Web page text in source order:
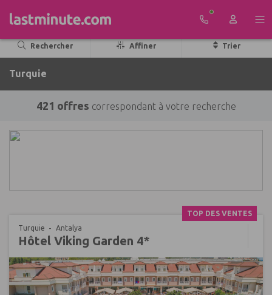
Rechercher Affiner Trier
Turquie
421 offres correspondant à votre recherche
TOP DES VENTES
Turquie
Antalya
Hôtel Viking Garden 4*